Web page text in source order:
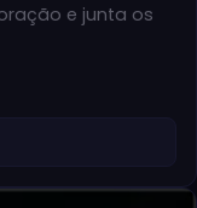
e junta os